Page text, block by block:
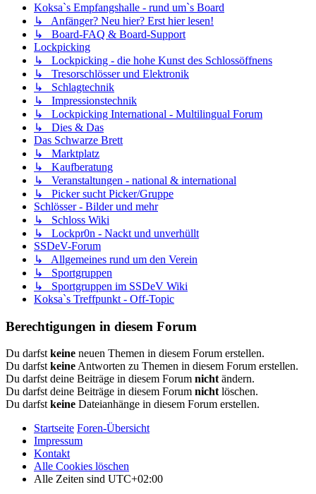
Koksa`s Empfangshalle - rund um`s Board
↳ Anfänger? Neu hier? Erst hier lesen!
↳ Board-FAQ & Board-Support
Lockpicking
↳ Lockpicking - die hohe Kunst des Schlossöffnens
↳ Tresorschlösser und Elektronik
↳ Schlagtechnik
↳ Impressionstechnik
↳ Lockpicking International - Multilingual Forum
↳ Dies & Das
Das Schwarze Brett
↳ Marktplatz
↳ Kaufberatung
↳ Veranstaltungen - national & international
↳ Picker sucht Picker/Gruppe
Schlösser - Bilder und mehr
↳ Schloss Wiki
↳ Lockpr0n - Nackt und unverhüllt
SSDeV-Forum
↳ Allgemeines rund um den Verein
↳ Sportgruppen
↳ Sportgruppen im SSDeV Wiki
Koksa`s Treffpunkt - Off-Topic
Berechtigungen in diesem Forum
Du darfst keine neuen Themen in diesem Forum erstellen.
Du darfst keine Antworten zu Themen in diesem Forum erstellen.
Du darfst deine Beiträge in diesem Forum nicht ändern.
Du darfst deine Beiträge in diesem Forum nicht löschen.
Du darfst keine Dateianhänge in diesem Forum erstellen.
Startseite Foren-Übersicht
Impressum
Kontakt
Alle Cookies löschen
Alle Zeiten sind UTC+02:00